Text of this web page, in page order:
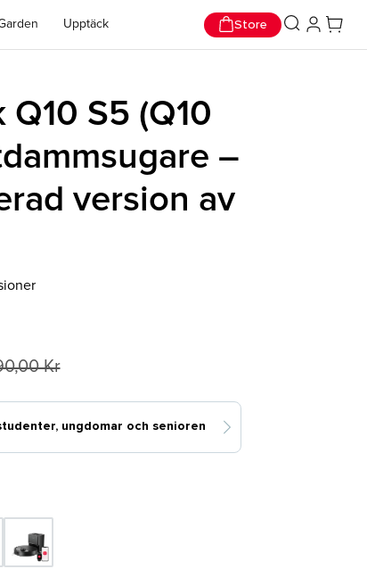
Upptäck Store
Q10 S5 (Q10
–
version av
Kr